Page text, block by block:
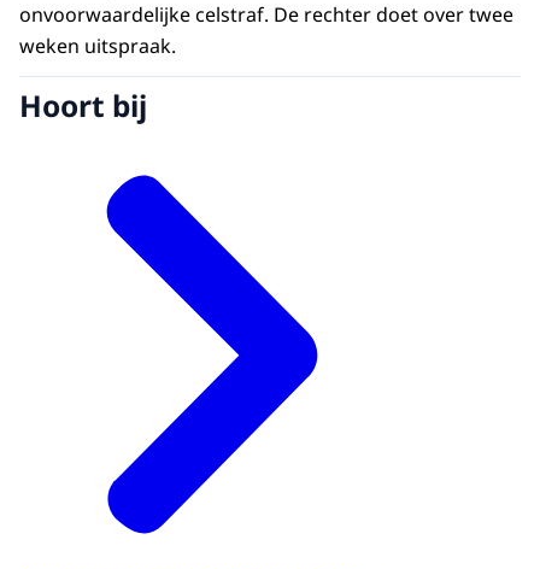
onvoorwaardelijke celstraf. De rechter doet over twee
weken uitspraak.
Hoort bij